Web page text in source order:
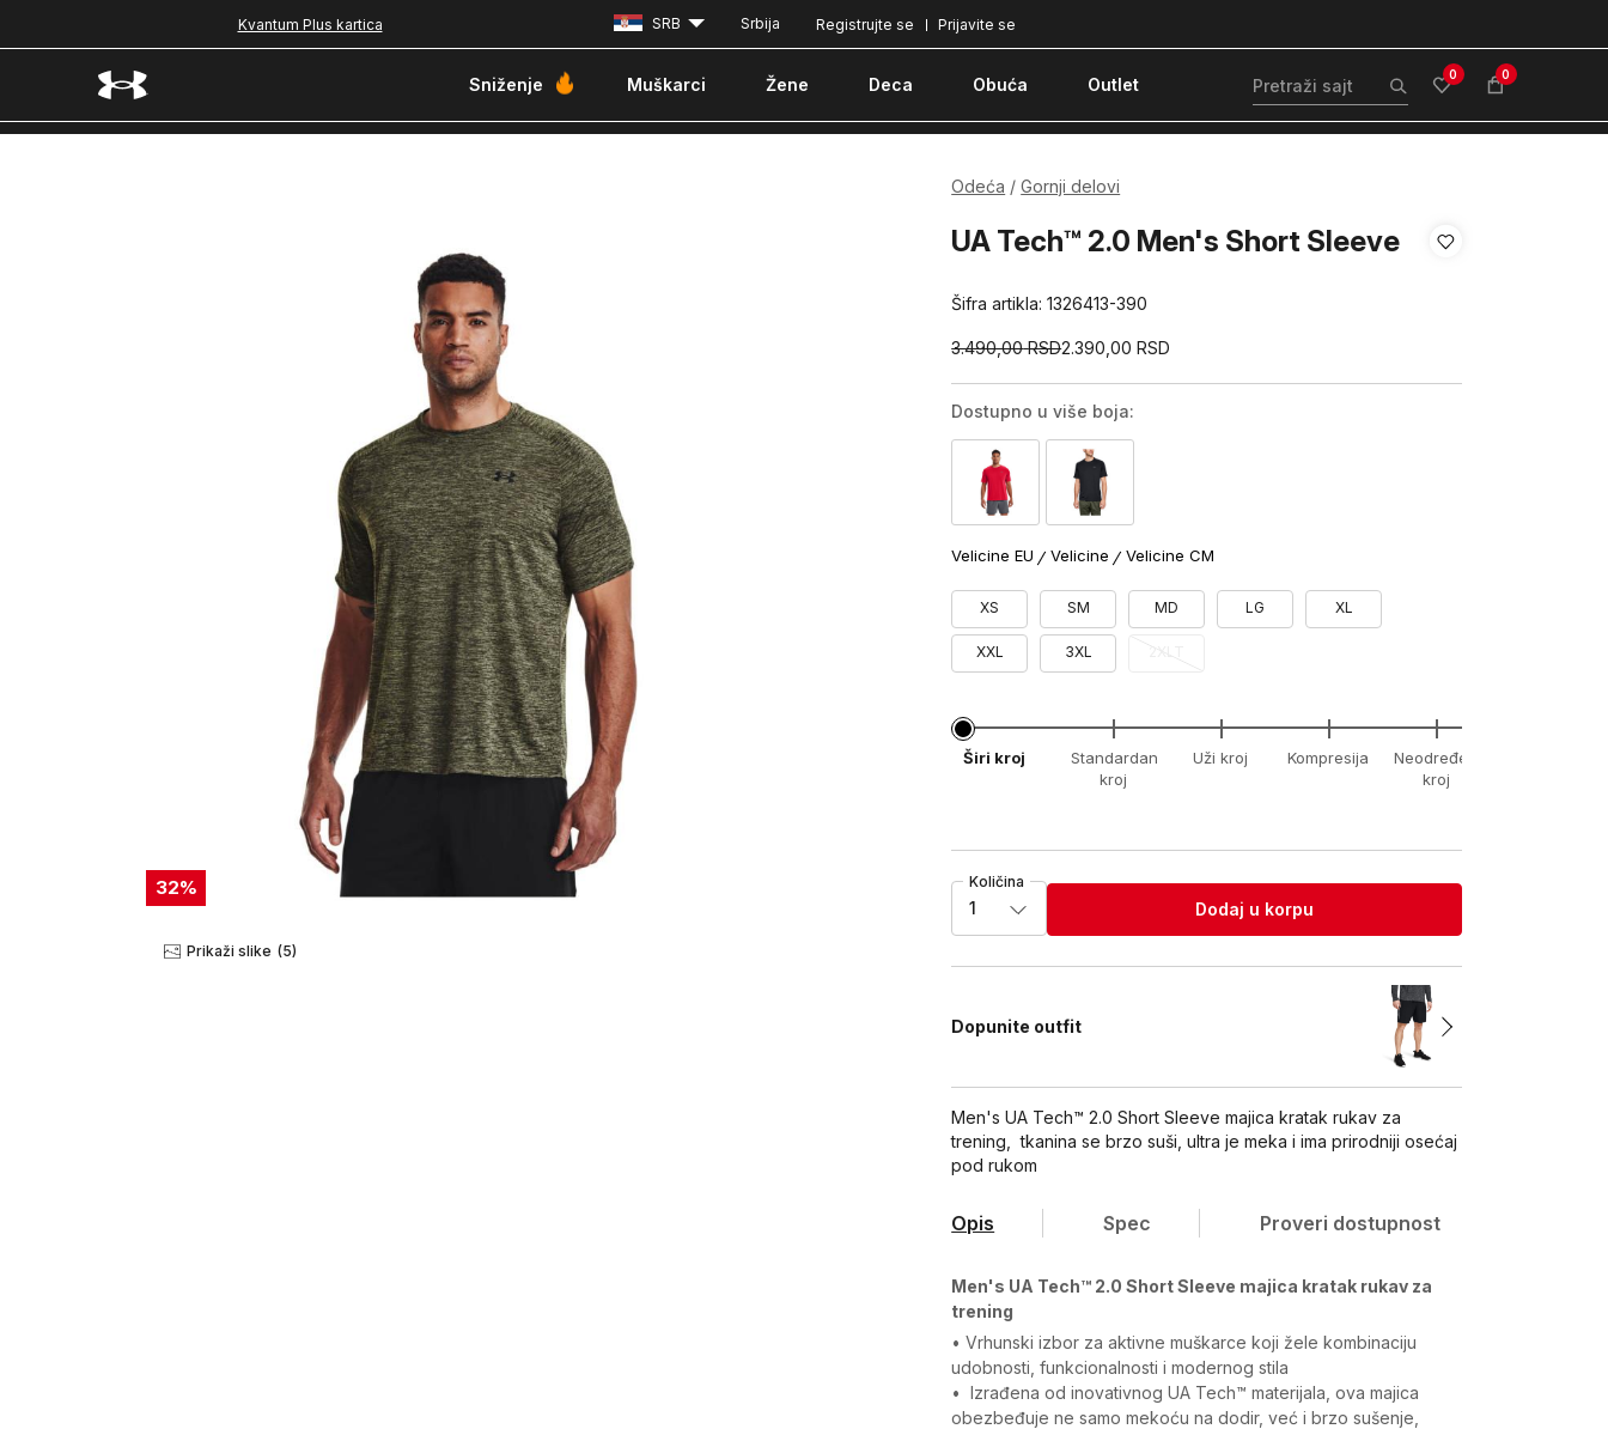
Kvantum Plus kartica Besplatna dostava za porudžbine iznad 6000 dinara Prijavite se
Registrujte se
SRB Srbija
Sniženje Muškarci Žene Deca Obuća Outlet 0 0
32%
Prikaži slike (5)
Odeća Gornji delovi
UA Tech™ 2.0 Men's Short Sleeve
Šifra artikla:1326413-390
3.490,00 RSD2.390,00RSD
Dostupno u više boja:
Velicine EU Velicine Velicine CM
XS SM MD LG XL
XXL 3XL
Širi kroj
Standardan
kroj
Uži kroj Kompresija
Neodređeni
kroj
Količina
1 Dodaj u korpu
Dopunite outfit
Men's UA Tech™ 2.0 Short Sleeve majica kratak rukav za
trening, tkanina se brzo suši, ultra je meka i ima prirodniji osećaj
pod rukom
Opis Spec Proveri dostupnost
Men's UA Tech™ 2.0 Short Sleeve majica kratak rukav za
trening
• Vrhunski izbor za aktivne muškarce koji žele kombinaciju
udobnosti, funkcionalnosti i modernog stila
• Izrađena od inovativnog UA Tech™ materijala, ova majica
obezbeđuje ne samo mekoću na dodir, već i brzo sušenje,